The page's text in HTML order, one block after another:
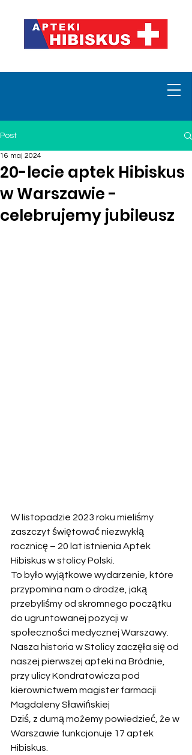
Post
20-lecie aptek Hibiskus
w Warszawie -
celebrujemy jubileusz
16 maj 2024
W listopadzie 2023 roku mieliśmy
zaszczyt świętować niezwykłą
rocznicę – 20 lat istnienia Aptek
Hibiskus w stolicy Polski.
To było wyjątkowe wydarzenie, które
przypomina nam o drodze, jaką
przebyliśmy od skromnego początku
do ugruntowanej pozycji w
społeczności medycznej Warszawy.
Nasza historia w Stolicy zaczęła się od
naszej pierwszej apteki na Bródnie,
przy ulicy Kondratowicza pod
kierownictwem magister farmacji
Magdaleny Sławińskiej
Dziś, z dumą możemy powiedzieć, że w
Warszawie funkcjonuje 17 aptek
Hibiskus.